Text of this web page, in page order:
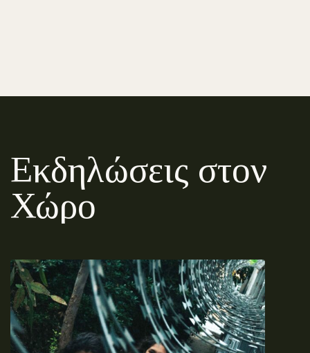
Εκδηλώσεις στον
Χώρο